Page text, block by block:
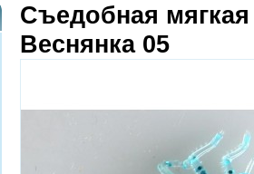
Съедобная
Веснянка 05